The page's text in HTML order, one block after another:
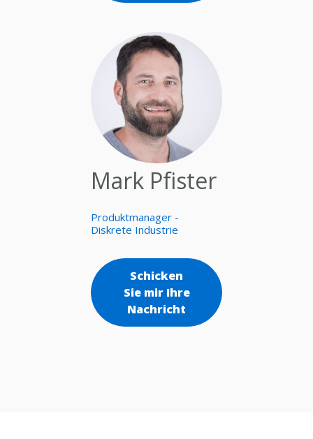
Mark Pfister
Produktmanager -
Diskrete Industrie
Schicken
Sie mir Ihre
Nachricht